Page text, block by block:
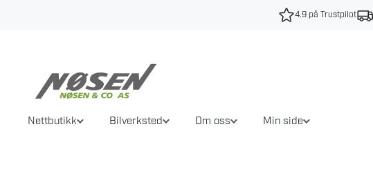
4.9 på Trustpilot
Nettbutikk Bilverksted Om oss Min side